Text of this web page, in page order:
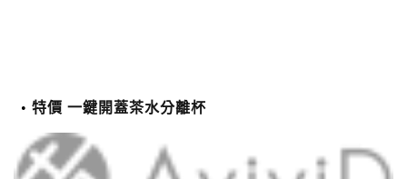
特價 一鍵開蓋茶水分離杯